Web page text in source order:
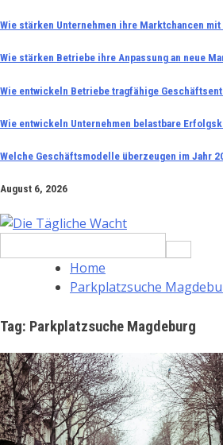
Skip
content
Wie stärken Unternehmen ihre Marktchancen mit
Wie stärken Betriebe ihre Anpassung an neue
Wie entwickeln Betriebe tragfähige
Wie entwickeln Unternehmen belastbare
Welche Geschäftsmodelle überzeugen im Jahr
August 6, 2026
for:
Home
Parkplatzsuche
Tag: Parkplatzsuche Magdeburg